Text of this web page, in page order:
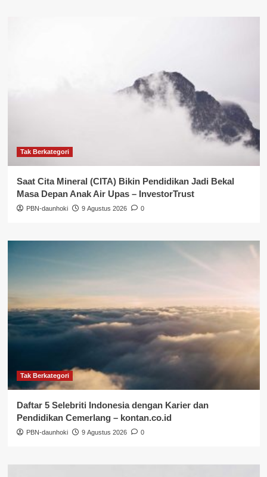
Tak Berkategori
Saat Cita Mineral (CITA) Bikin Pendidikan Jadi Bekal
Masa Depan Anak Air Upas – InvestorTrust
PBN-daunhoki 9 Agustus 2026 0
Tak Berkategori
Daftar 5 Selebriti Indonesia dengan Karier dan
Pendidikan Cemerlang – kontan.co.id
PBN-daunhoki 9 Agustus 2026 0